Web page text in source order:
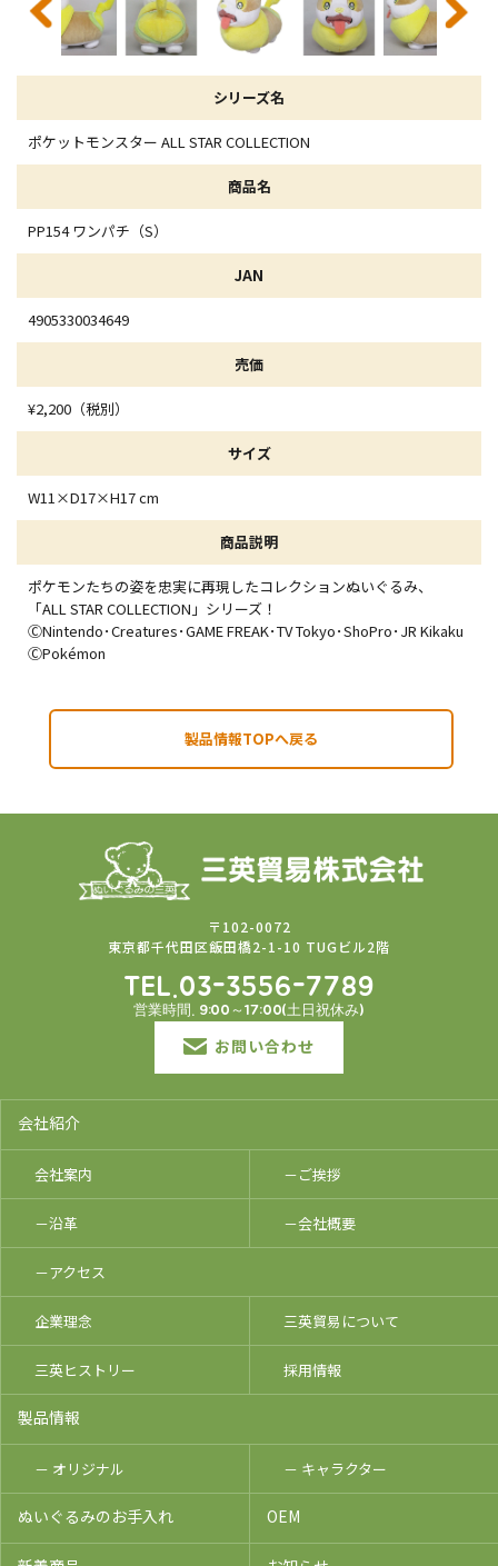
シリーズ名
ポケットモンスター ALL STAR COLLECTION
商品名
PP154 ワンパチ（S）
JAN
4905330034649
売価
¥2,200（税別）
サイズ
W11×D17×H17 cm
商品説明
ポケモンたちの姿を忠実に再現したコレクションぬいぐるみ、
「ALL STAR COLLECTION」シリーズ！
ⒸNintendo･Creatures･GAME FREAK･TV Tokyo･ShoPro･JR Kikaku
ⒸPokémon
製品情報TOPへ戻る
〒102-0072
東京都千代田区飯田橋2-1-10 TUGビル2階
TEL.03-3556-7789
営業時間. 9:00～17:00(土日祝休み)
お問い合わせ
会社紹介
会社案内 －ご挨拶
－沿革 －会社概要
－アクセス
企業理念 三英貿易について
三英ヒストリー 採用情報
製品情報
－ オリジナル － キャラクター
ぬいぐるみのお手入れ OEM